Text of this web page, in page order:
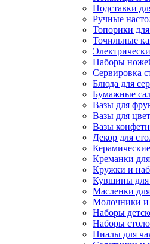
Подставки
Ручные
Топорики
Точильные
Наборы
Сервировка
Блюда для
Бумажные
Вазы для
Вазы для
Вазы
Декор для
Креманки для
Кружки и
Кувшины
Масленки
Молочники и
Наборы
Наборы
Пиалы для